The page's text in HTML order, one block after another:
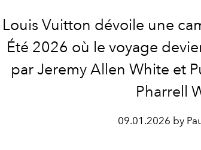
Louis Vuitton dévoile une
Été 2026 où le voyage
par Jeremy Allen White et
Pharrell
09.01.2026 by